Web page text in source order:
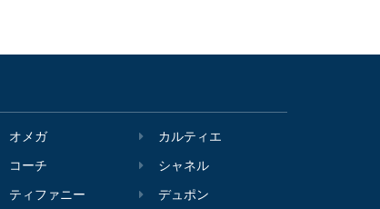
オメガ カルティエ
コーチ シャネル
ティファニー デュポン